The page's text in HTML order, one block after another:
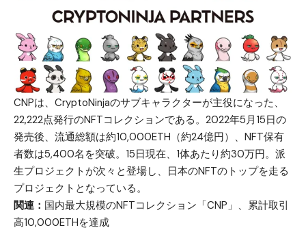
CNPは、CryptoNinjaのサブキャラクターが主役になった、
22,222点発行のNFTコレクションである。2022年5月15日の
発売後、流通総額は約10,000ETH（約24億円）、NFT保有
者数は5,400名を突破。15日現在、1体あたり約30万円。派
生プロジェクトが次々と登場し、日本のNFTのトップを走る
プロジェクトとなっている。
関連： 国内最大規模のNFTコレクション「CNP」、累計取引
高10,000ETHを達成